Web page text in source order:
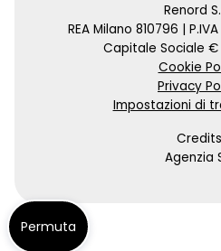
Renord
REA Milano 810796 |
Capitale Sociale
Cookie
Privacy
Impostazioni di
Credits
Agenzia
Permuta